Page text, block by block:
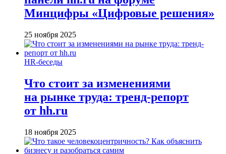
Минцифры «Цифровые решения»
25 ноября 2025
HR-беседы
Что стоит за изменениями
на рынке труда: тренд-репорт
от hh.ru
18 ноября 2025